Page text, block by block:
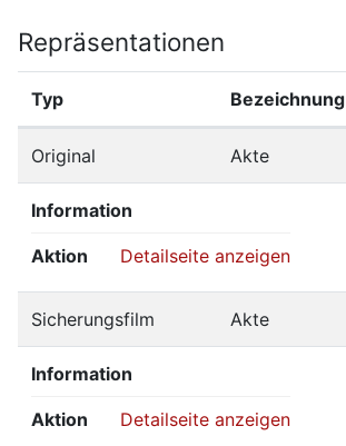
Repräsentationen
Typ Bezeichnung
Original Akte
Information
Aktion Detailseite anzeigen
Sicherungsfilm Akte
Information
Aktion Detailseite anzeigen